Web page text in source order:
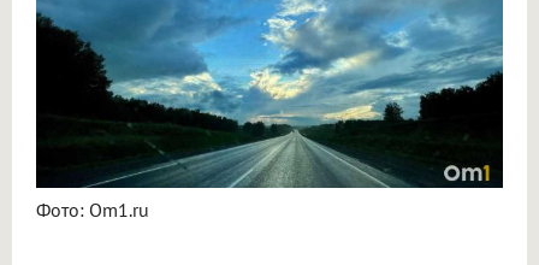
Фото: Om1.ru